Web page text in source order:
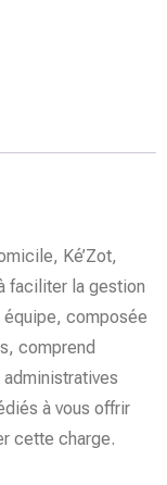
Ké’Zot,
faciliter la gestion
équipe, composée
comprend
à vous offrir
cette charge.